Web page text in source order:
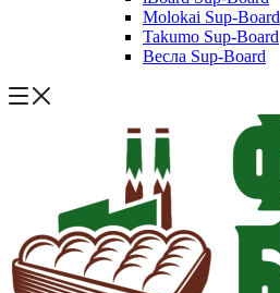
Molokai Sup-Board
Takumo Sup-Board
Весла Sup-Board